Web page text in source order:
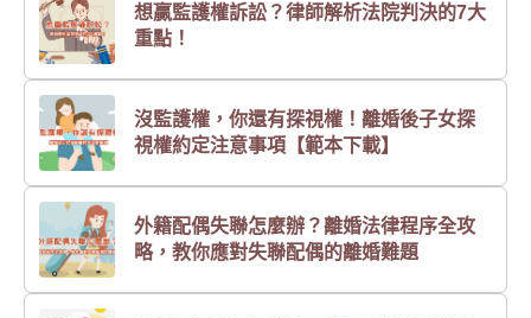
想贏監護權訴訟？律師解析法院判決的7大
重點！
沒監護權，你還有探視權！離婚後子女探
視權約定注意事項【範本下載】
外籍配偶失聯怎麼辦？離婚法律程序全攻
略，教你應對失聯配偶的離婚難題